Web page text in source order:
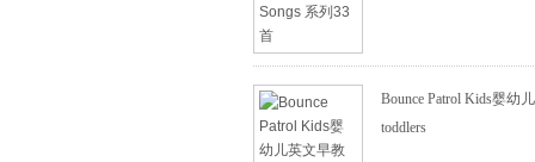
Bounce Patrol Kids婴幼
toddlers